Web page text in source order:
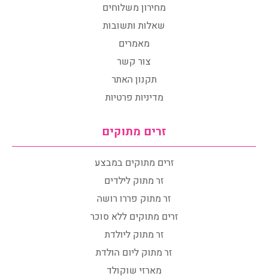
מחירון משלוחים
שאלות ותשובות
מאמרים
צור קשר
תקנון האתר
מדיניות פרטיות
זרים מתוקים
זרים מתוקים במבצע
זר מתוק לילדים
זר מתוק פררו רושה
זרים מתוקים ללא סוכר
זר מתוק ליולדת
זר מתוק ליום הולדת
מארזי שוקולד